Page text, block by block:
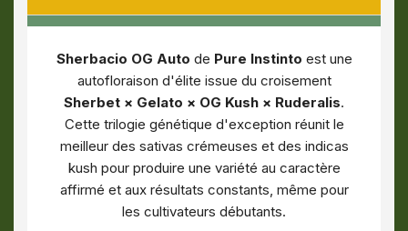
Sherbacio OG Auto de Pure Instinto est une
autofloraison d'élite issue du croisement
Sherbet × Gelato × OG Kush × Ruderalis.
Cette trilogie génétique d'exception réunit le
meilleur des sativas crémeuses et des indicas
kush pour produire une variété au caractère
affirmé et aux résultats constants, même pour
les cultivateurs débutants.